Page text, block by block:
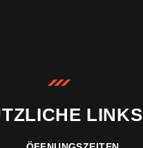
LINKS